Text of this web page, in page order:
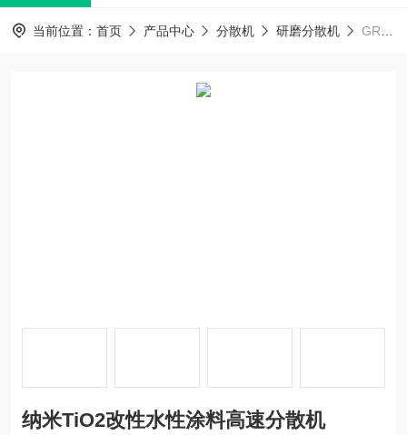
当前位置： 首页 产品中心 分散机 研磨分散机 GRS2000纳米TiO2改性水性涂料高速分散机
纳米TiO2改性水性涂料高速分散机